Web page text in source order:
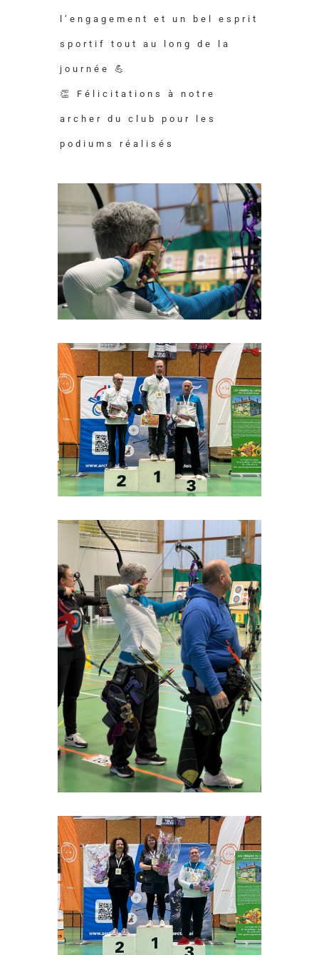
l’engagement et un bel esprit
sportif tout au long de la
journée 💪
👏 Félicitations à notre
archer du club pour les
podiums réalisés